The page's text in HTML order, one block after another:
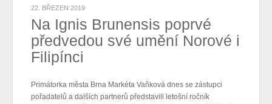
22. BŘEZEN 2019
Na Ignis Brunensis poprvé
předvedou své umění Norové i
Filipínci
Primátorka města Brna Markéta Vaňková dnes se zástupci
pořadatelů a dalších partnerů představili letošní ročník